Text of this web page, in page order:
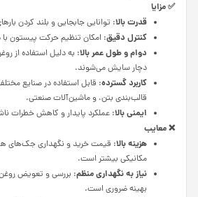
✅مزایا
قدرت بالا: توانایی جابجایی و بلند کردن
کنترل دقیق: امکان تنظیم حرکت پیستون با
دوام و طول عمر بالا: به دلیل استفاده از
دچار سایش می‌شوند.
کاربرد گسترده: قابل استفاده در صنایع
قالب‌بندی بتن، و ماشین‌آلات صنعتی.
ایمنی بالا: عملکرد پایدار و کاهش خطرات
❌معایب
هزینه بالا: قیمت خرید و نگهداری جک‌های
مکانیکی بیشتر است.
نیاز به نگهداری منظم: بررسی و تعویض
بهینه ضروری است.